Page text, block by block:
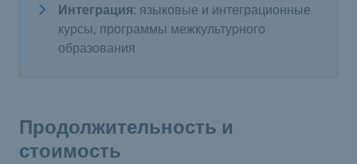
Интеграция: языковые и интеграционные
курсы, программы межкультурного
образования
Продолжительность и
стоимость